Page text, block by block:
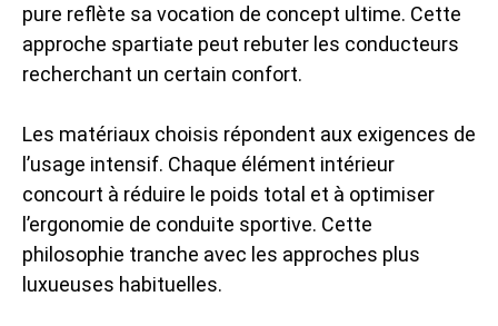
pure reflète sa vocation de concept ultime. Cette
approche spartiate peut rebuter les conducteurs
recherchant un certain confort.
Les matériaux choisis répondent aux exigences de
l’usage intensif. Chaque élément intérieur
concourt à réduire le poids total et à optimiser
l’ergonomie de conduite sportive. Cette
philosophie tranche avec les approches plus
luxueuses habituelles.